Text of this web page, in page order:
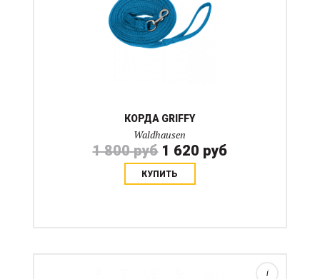
КОРДА GRIFFY
Waldhausen
1 800 руб 1 620 руб
КУПИТЬ
i